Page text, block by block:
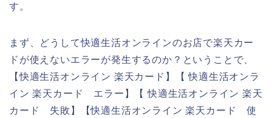
す。
まず、どうして快適生活オンラインのお店で楽天カー
ドが使えないエラーが発生するのか？ということで、
【快適生活オンライン 楽天カード】【 快適生活オンラ
イン 楽天カード エラー】【 快適生活オンライン 楽天
カード 失敗】【快適生活オンライン 楽天カード 使